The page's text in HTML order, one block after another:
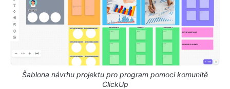
Šablona návrhu projektu pro program pomoci komunitě
ClickUp